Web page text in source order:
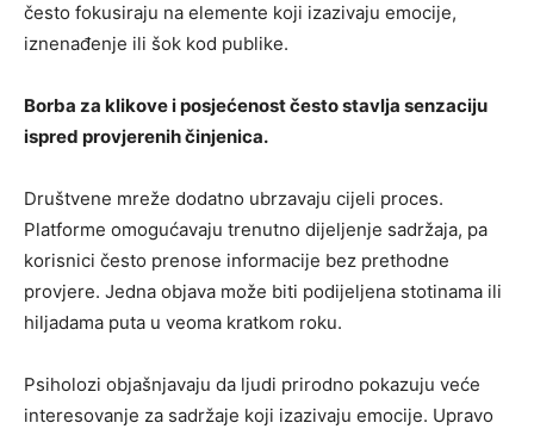
često fokusiraju na elemente koji izazivaju emocije,
iznenađenje ili šok kod publike.
Borba za klikove i posjećenost često stavlja senzaciju
ispred provjerenih činjenica.
Društvene mreže dodatno ubrzavaju cijeli proces.
Platforme omogućavaju trenutno dijeljenje sadržaja, pa
korisnici često prenose informacije bez prethodne
provjere. Jedna objava može biti podijeljena stotinama ili
hiljadama puta u veoma kratkom roku.
Psiholozi objašnjavaju da ljudi prirodno pokazuju veće
interesovanje za sadržaje koji izazivaju emocije. Upravo